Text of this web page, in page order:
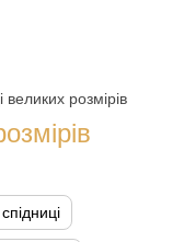
великих розмірів